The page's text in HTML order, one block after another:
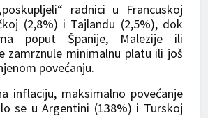
radnici u Francuskoj
(2,8%) i Tajlandu (2,5%), dok
poput Španije, Malezije ili
zamrznule minimalnu platu ili još
povećanju.
inflaciju, maksimalno povećanje
se u Argentini (138%) i Turskoj